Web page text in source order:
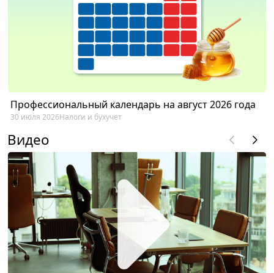
Профессиональный календарь на август 2026 года
30 июля 2026Налоги и бухучет
Видео